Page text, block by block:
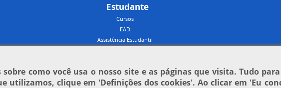
Estudante
Cursos
EAD
Assistência Estudantil
como você usa o nosso site e as páginas que visita. Tudo
utilizamos, clique em 'Definições dos cookies'. Ao clicar em 'Eu